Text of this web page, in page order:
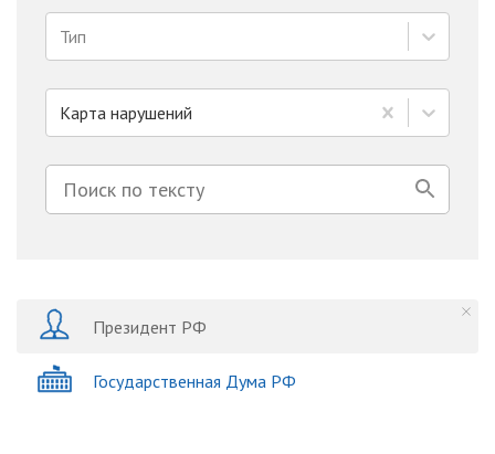
Тип
Карта нарушений
Президент РФ
Государственная Дума РФ